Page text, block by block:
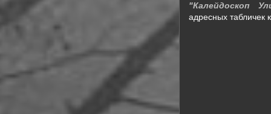
"Калейдоскоп
адресных табличек